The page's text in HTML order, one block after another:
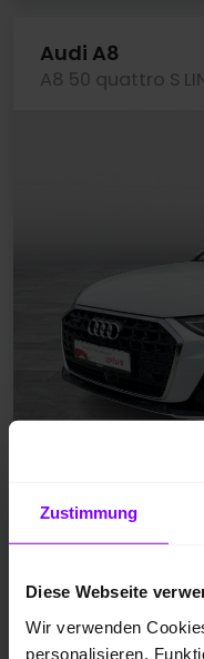
Zustimmung
Diese Webseite
Wir verwenden
personalisieren,
Audi A8
Jahreswagen
Diesel
Gletscherweiß
11.494 km